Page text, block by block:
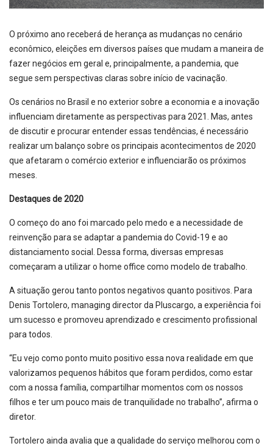
O próximo ano receberá de herança as mudanças no cenário
econômico, eleições em diversos países que mudam a maneira de
fazer negócios em geral e, principalmente, a pandemia, que
segue sem perspectivas claras sobre início de vacinação.
Os cenários no Brasil e no exterior sobre a economia e a inovação
influenciam diretamente as perspectivas para 2021. Mas, antes
de discutir e procurar entender essas tendências, é necessário
realizar um balanço sobre os principais acontecimentos de 2020
que afetaram o comércio exterior e influenciarão os próximos
meses.
Destaques de 2020
O começo do ano foi marcado pelo medo e a necessidade de
reinvenção para se adaptar a pandemia do Covid-19 e ao
distanciamento social. Dessa forma, diversas empresas
começaram a utilizar o home office como modelo de trabalho.
A situação gerou tanto pontos negativos quanto positivos. Para
Denis Tortolero, managing director da Pluscargo, a experiência foi
um sucesso e promoveu aprendizado e crescimento profissional
para todos.
“Eu vejo como ponto muito positivo essa nova realidade em que
valorizamos pequenos hábitos que foram perdidos, como estar
com a nossa família, compartilhar momentos com os nossos
filhos e ter um pouco mais de tranquilidade no trabalho”, afirma o
diretor.
Tortolero ainda avalia que a qualidade do serviço melhorou com o